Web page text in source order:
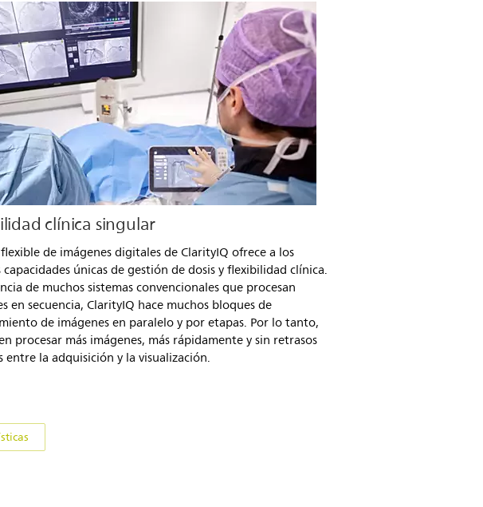
clínica singular
de imágenes digitales de ClarityIQ ofrece a los
capacidades únicas de gestión de dosis y flexibilidad clínica.
de muchos sistemas convencionales que procesan
en secuencia, ClarityIQ hace muchos bloques de
de imágenes en paralelo y por etapas. Por lo tanto,
procesar más imágenes, más rápidamente y sin retrasos
entre la adquisición y la visualización.